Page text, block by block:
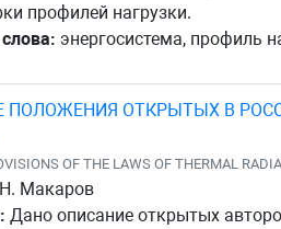
профилей нагрузки.
энергосистема, профиль
ПОЛОЖЕНИЯ ОТКРЫТЫХ В
OF THE LAWS OF THERMAL
Макаров
Дано описание открытых